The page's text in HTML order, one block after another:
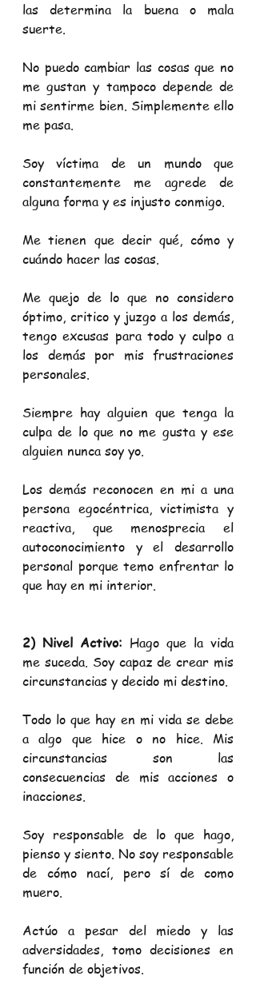
las determina la buena o mala
suerte.
No puedo cambiar las cosas que no
me gustan y tampoco depende de
mi sentirme bien. Simplemente ello
me pasa.
Soy víctima de un mundo que
constantemente me agrede de
alguna forma y es injusto conmigo.
Me tienen que decir qué, cómo y
cuándo hacer las cosas.
Me quejo de lo que no considero
óptimo, critico y juzgo a los demás,
tengo excusas para todo y culpo a
los demás por mis frustraciones
personales.
Siempre hay alguien que tenga la
culpa de lo que no me gusta y ese
alguien nunca soy yo.
Los demás reconocen en mi a una
persona egocéntrica, victimista y
reactiva, que menosprecia el
autoconocimiento y el desarrollo
personal porque temo enfrentar lo
que hay en mi interior.
2) Nivel Activo: Hago que la vida
me suceda. Soy capaz de crear mis
circunstancias y decido mi destino.
Todo lo que hay en mi vida se debe
a algo que hice o no hice. Mis
circunstancias son las
consecuencias de mis acciones o
inacciones.
Soy responsable de lo que hago,
pienso y siento. No soy responsable
de cómo nací, pero sí de como
muero.
Actúo a pesar del miedo y las
adversidades, tomo decisiones en
función de objetivos.